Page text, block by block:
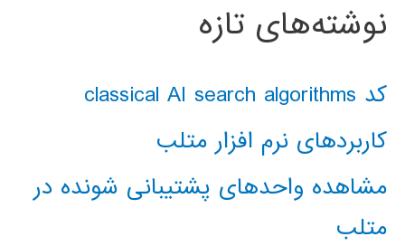
نوشته‌های تازه
کد classical AI search algorithms
کاربردهای نرم افزار متلب
مشاهده واحدهای پشتیبانی شونده در
متلب